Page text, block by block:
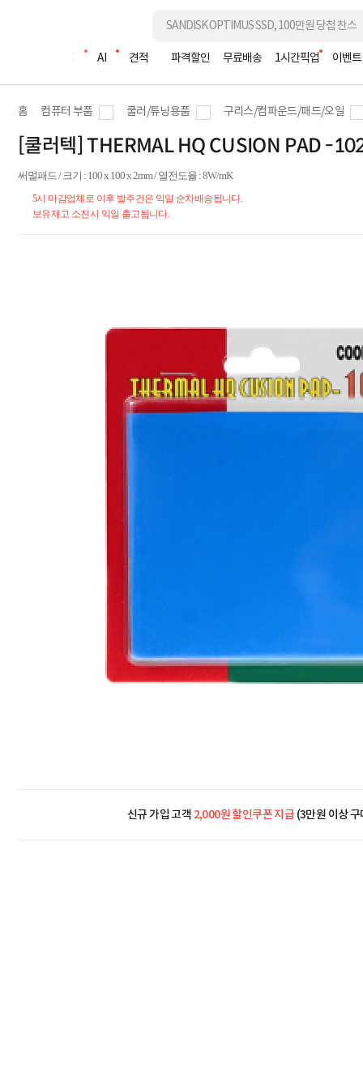
조립PC AI 견적 파격할인 무료배송 1시간픽업 이벤트
홈 컴퓨터 부품 쿨러/튜닝용품 구리스/컴파운드/패드/오일
[쿨러텍] THERMAL HQ CUSION PAD -
써멀패드 / 크기 : 100 x 100 x 2mm / 열전도율 : 8W/mK
5시 마감업체로 이후 발주건은 익일 순차배송됩니다.
보유재고 소진시 익일 출고됩니다.
신규 가입 고객 2,000원 할인쿠폰 지급(3만원 이상 구